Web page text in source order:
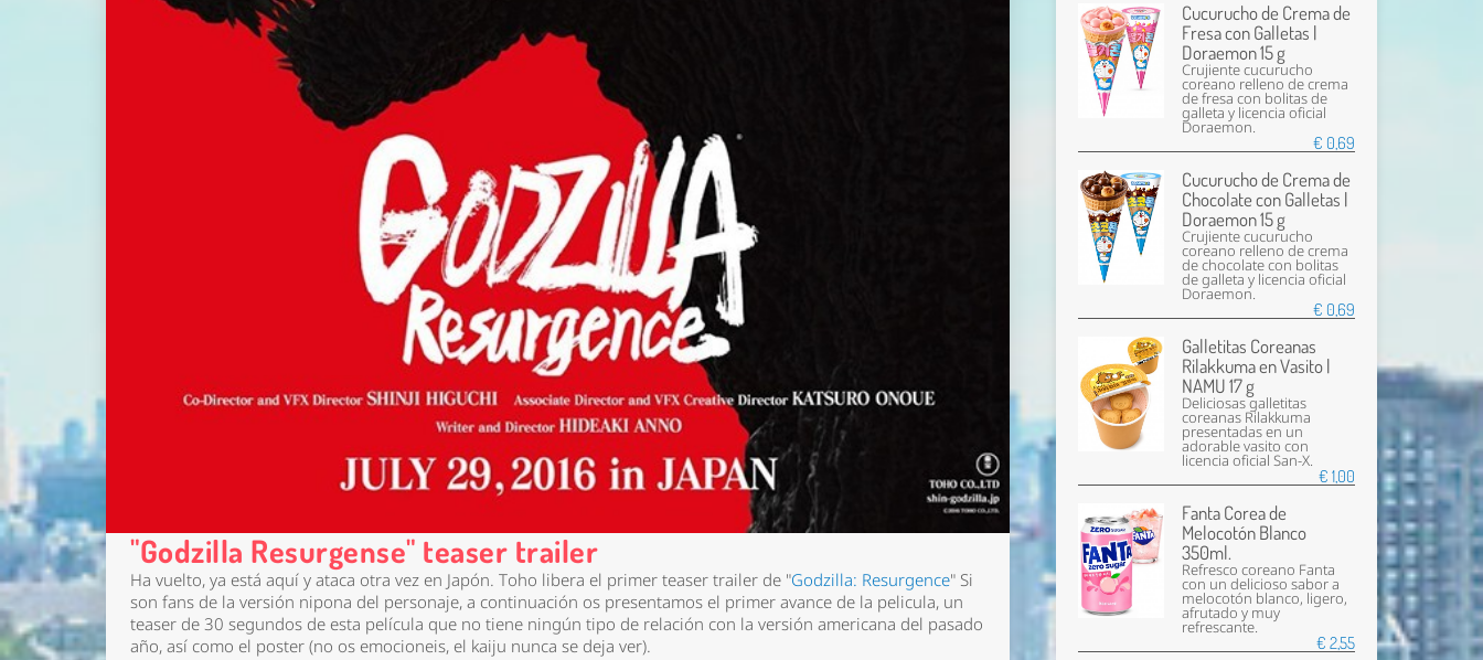
"Godzilla Resurgense" teaser trailer
Ha vuelto, ya está aquí y ataca otra vez en Japón. Toho libera el primer teaser trailer de "Godzilla: Resurgence" Si
son fans de la versión nipona del personaje, a continuación os presentamos el primer avance de la pelicula, un
teaser de 30 segundos de esta película que no tiene ningún tipo de relación con la versión americana del pasado
año, así como el poster (no os emocioneis, el kaiju nunca se deja ver).
Cucurucho de Crema de
Fresa con Galletas |
Doraemon 15 g
Crujiente cucurucho
coreano relleno de crema
de fresa con bolitas de
galleta y licencia oficial
Doraemon.
€ 0,69
Cucurucho de Crema de
Chocolate con Galletas |
Doraemon 15 g
Crujiente cucurucho
coreano relleno de crema
de chocolate con bolitas
de galleta y licencia oficial
Doraemon.
€ 0,69
Galletitas Coreanas
Rilakkuma en Vasito |
NAMU 17 g
Deliciosas galletitas
coreanas Rilakkuma
presentadas en un
adorable vasito con
licencia oficial San-X.
€ 1,00
Fanta Corea de
Melocotón Blanco
350ml.
Refresco coreano Fanta
con un delicioso sabor a
melocotón blanco, ligero,
afrutado y muy
refrescante.
€ 2,55